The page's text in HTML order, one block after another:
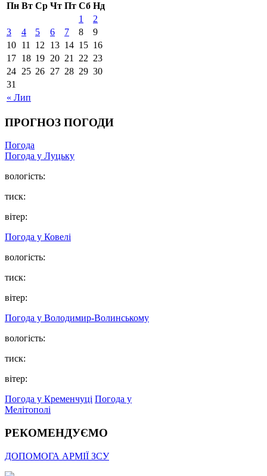
Пн Вт Ср Чт Пт Сб Нд
« Лип
1
2
3
4 5 6 7 8
9
10 11 12 13 14 15 16
17 18 19 20 21 22 23
24 25 26 27 28 29 30
31
ПРОГНОЗ ПОГОДИ
Погода
Погода у Луцьку
вологість:
тиск:
вітер:
Погода у Ковелі
вологість:
тиск:
вітер:
Погода у Володимир-Волинському
вологість:
тиск:
вітер:
Погода у Кременчуці Погода у
Мелітополі
РЕКОМЕНДУЄМО
ДОПОМОГА АРМІЇ ЗСУ